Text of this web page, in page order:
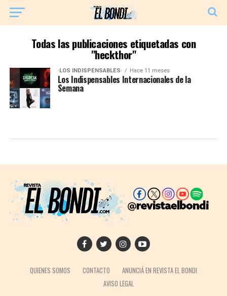
Todas las publicaciones etiquetadas con
"heckthor"
·LOS INDISPENSABLES· Hace 11 meses
Los Indispensables Internacionales de la
Semana
QUIENES SOMOS CONTACTO
ANUNCIÁ EN REVISTA EL BONDI
AVISO LEGAL